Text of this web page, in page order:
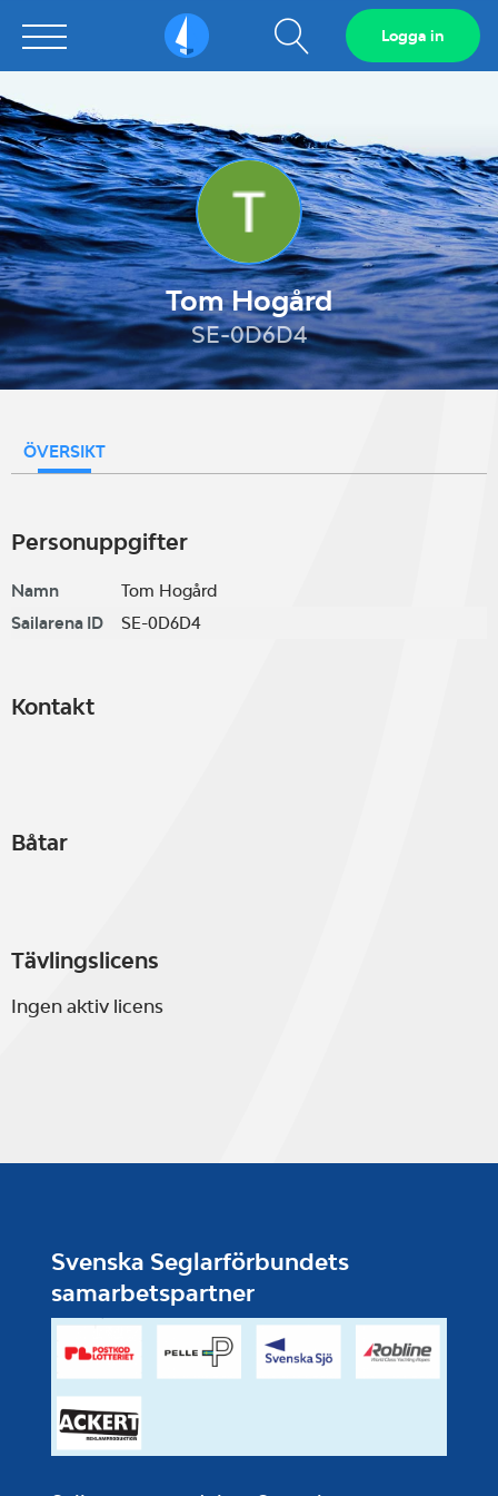
Sailarena Visa
sökfält
Logga in
Tom Hogård
SE-0D6D4
ÖVERSIKT
Personuppgifter
Namn
Tom Hogård
Sailarena ID
SE-0D6D4
Kontakt
Båtar
Tävlingslicens
Ingen aktiv licens
Svenska Seglarförbundets
samarbetspartner